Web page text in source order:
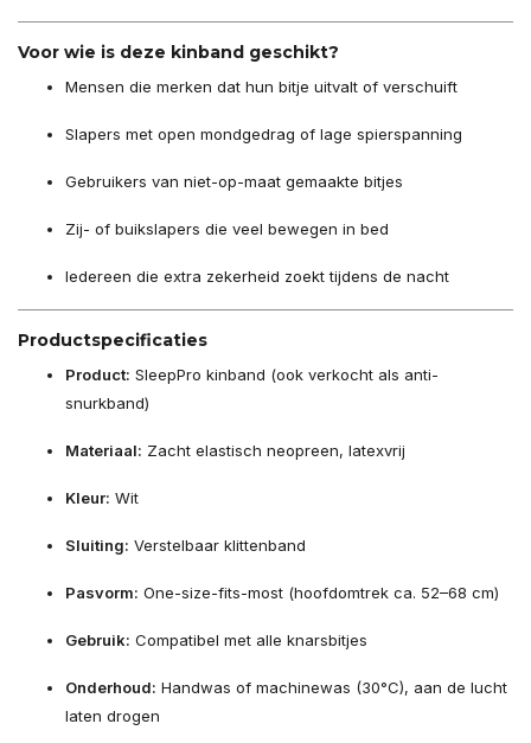
Voor wie is deze kinband geschikt?
Mensen die merken dat hun bitje uitvalt of verschuift
Slapers met open mondgedrag of lage spierspanning
Gebruikers van niet-op-maat gemaakte bitjes
Zij- of buikslapers die veel bewegen in bed
Iedereen die extra zekerheid zoekt tijdens de nacht
Productspecificaties
Product: SleepPro kinband (ook verkocht als anti-
snurkband)
Materiaal: Zacht elastisch neopreen, latexvrij
Kleur: Wit
Sluiting: Verstelbaar klittenband
Pasvorm: One-size-fits-most (hoofdomtrek ca. 52–68 cm)
Gebruik: Compatibel met alle knarsbitjes
Onderhoud: Handwas of machinewas (30°C), aan de lucht
laten drogen